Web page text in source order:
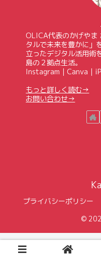
OLICA代表のかげやま
タルで未来を豊かに」
立ったデジタル活用術
島の２拠点生活。
Instagram｜Canva｜
もっと詳しく読む→
お問い合わせ→
プライバシーポリシー
©